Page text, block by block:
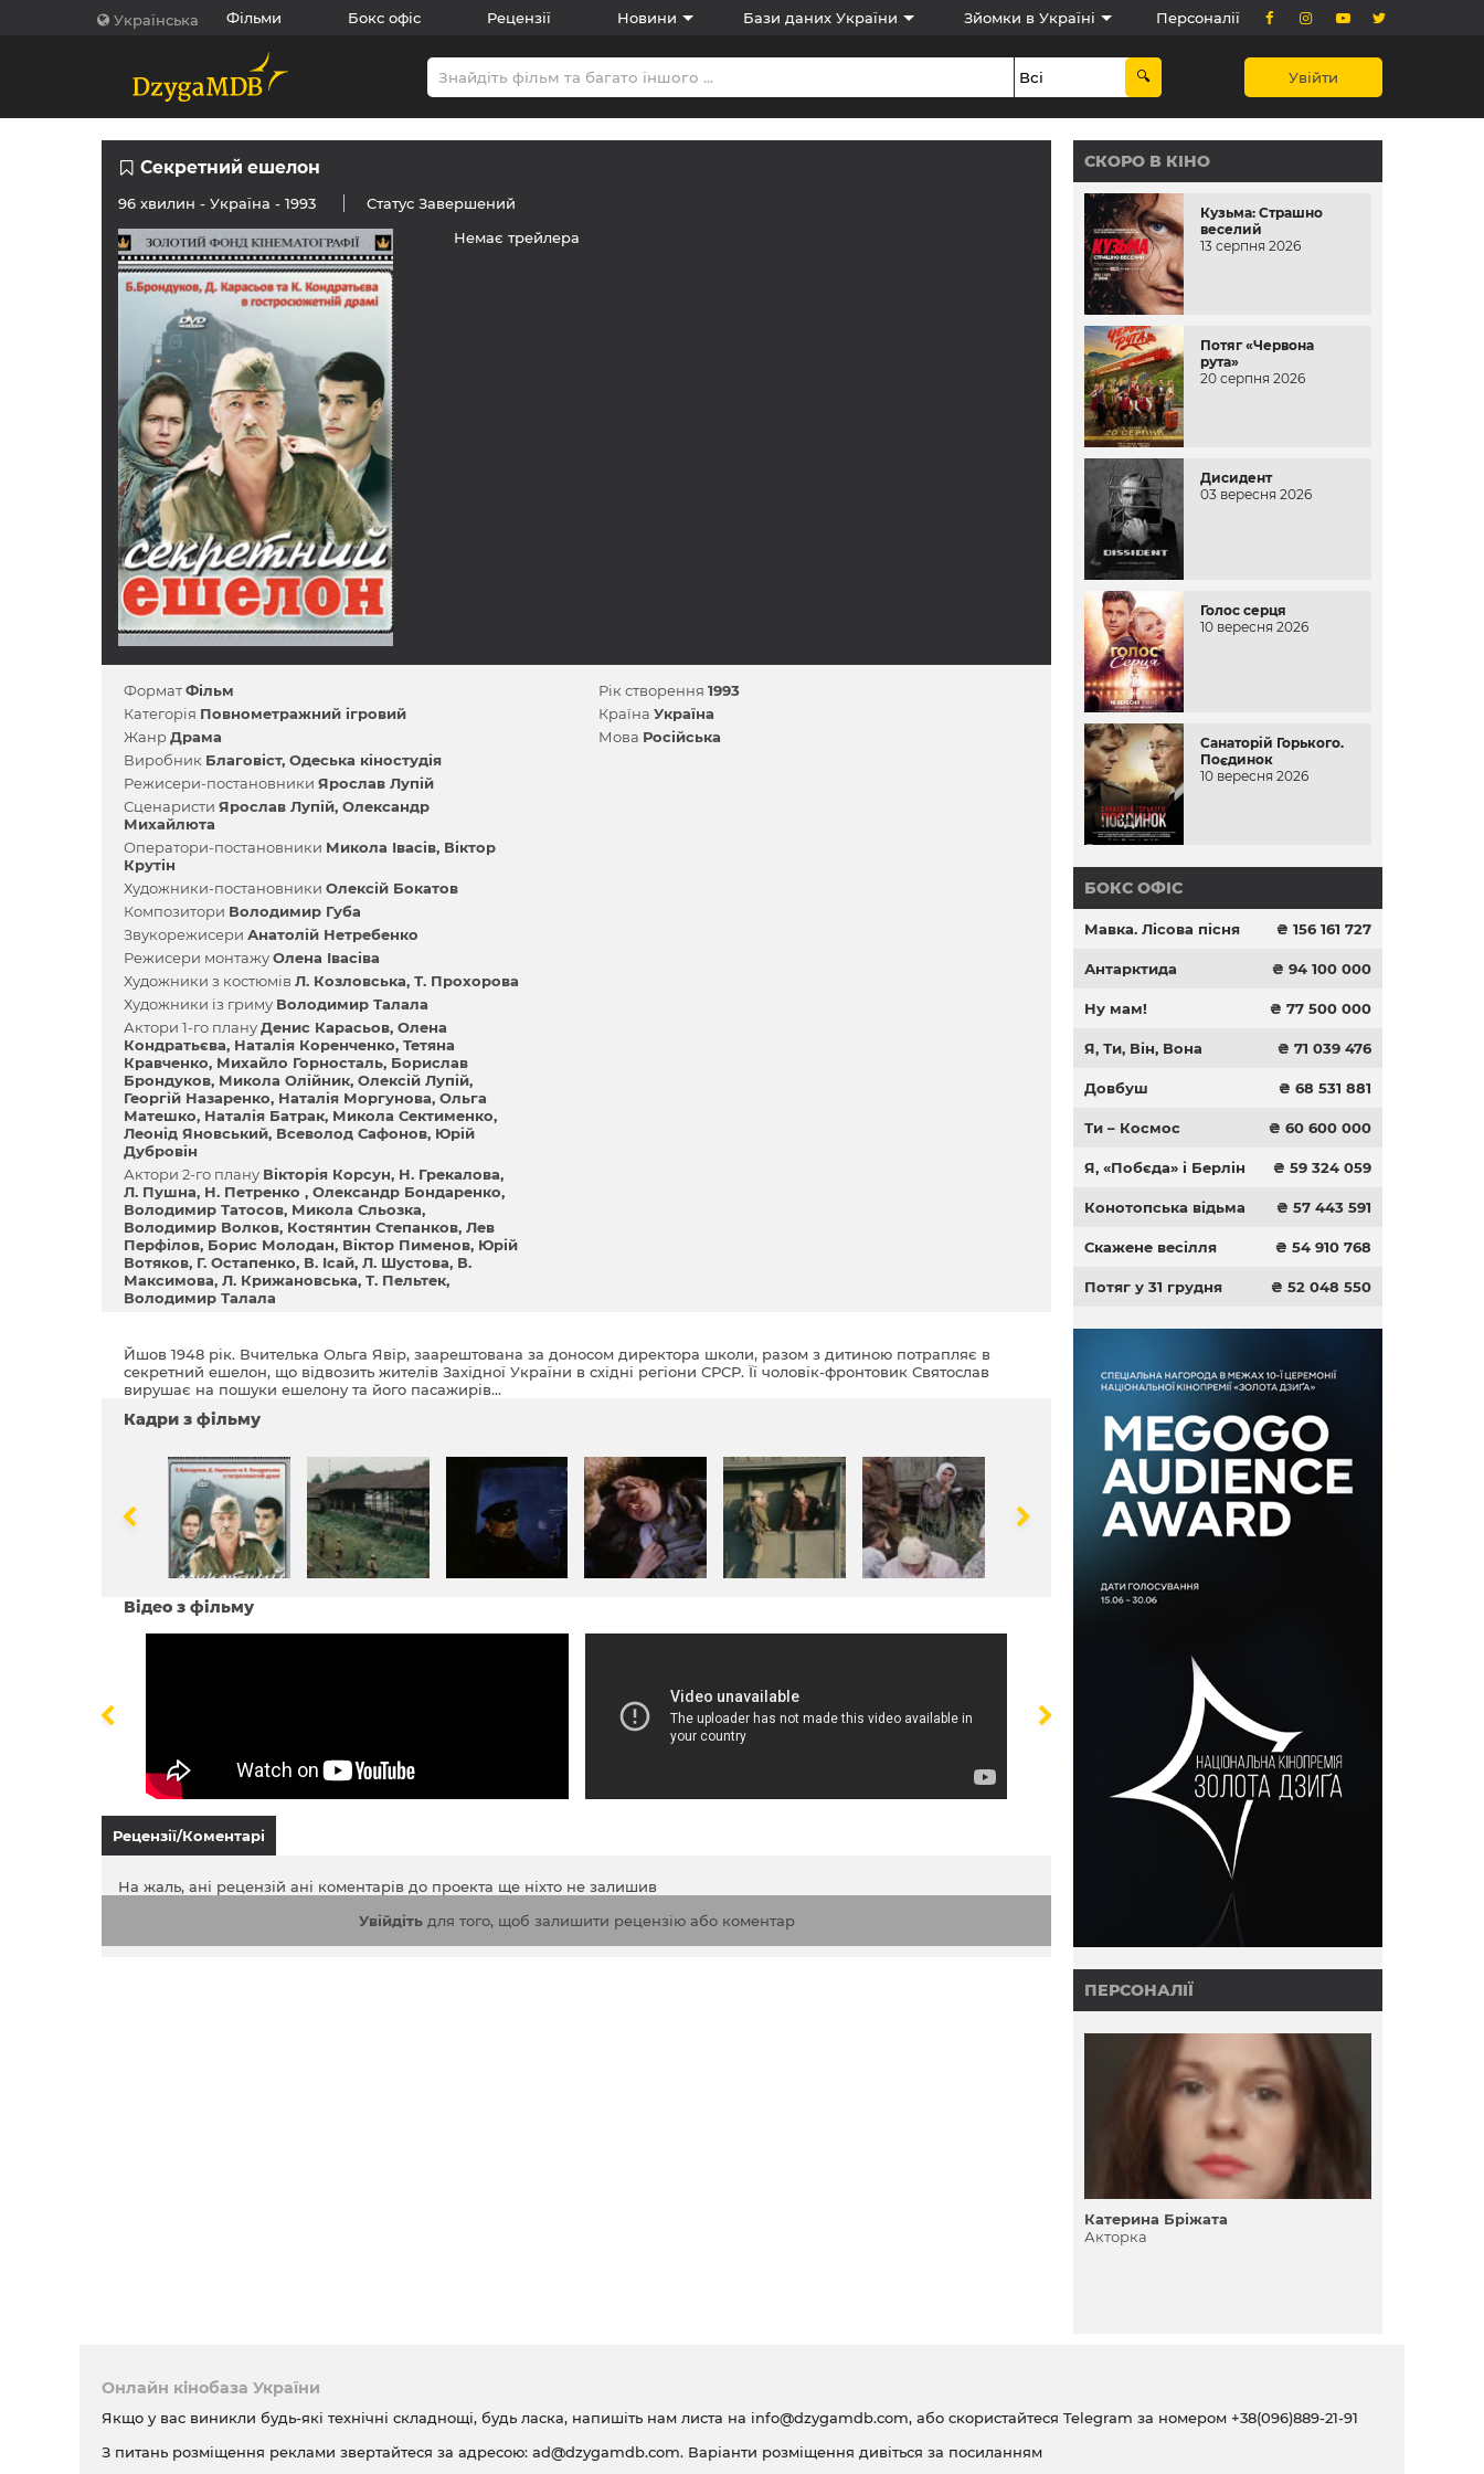
Українська Фільми Бокс офіс Рецензії Новини Бази даних України Зйомки в Україні Персоналії
Увійти
Секретний ешелон
96 хвилин - Україна - 1993 Статус Завершений
Немає трейлера
ФорматФільм
Категорія Повнометражний ігровий
ЖанрДрама
Виробник Благовіст Одеська кіностудія
Режисери-постановники Ярослав Лупій
Сценаристи Ярослав Лупій Олександр
Михайлюта
Оператори-постановники Микола Івасів Віктор
Крутін
Художники-постановники Олексій Бокатов
Композитори Володимир Губа
Звукорежисери Анатолій Нетребенко
Режисери монтажуОлена Івасіва
Художники з костюмів Л. Козловська Т. Прохорова
Художники із гриму Володимир Талала
Актори 1-го плануДенис Карасьов Олена
Кондратьєва Наталія Коренченко Тетяна
Кравченко Михайло Горносталь Борислав
Брондуков Микола Олійник Олексій Лупій
Георгій Назаренко Наталія Моргунова Ольга
Матешко Наталія Батрак Микола Сектименко
Леонід Яновський Всеволод Сафонов Юрій
Дубровін
Актори 2-го плану Вікторія Корсун Н. Грекалова
Л. Пушна Н. Петренко
Олександр Бондаренко
Володимир Татосов Микола Сльозка
Володимир Волков Костянтин Степанков Лев
Перфілов Борис Молодан Віктор Пименов Юрій
Вотяков Г. Остапенко В. Ісай Л. Шустова В.
Максимова Л. Крижановська Т. Пельтек
Володимир Талала
Рік створення 1993
Країна Україна
Мова Російська
Йшов 1948 рік. Вчителька Ольга Явір, заарештована за доносом директора школи, разом з дитиною потрапляє в
секретний ешелон, що відвозить жителів Західної України в східні регіони СРСР. Її чоловік-фронтовик Святослав
вирушає на пошуки ешелону та його пасажирів...
Кадри з фільму
Відео з фільму
Рецензії/Коментарі
На жаль, ані рецензій ані коментарів до проекта ще ніхто не залишив
Увійдітьдля того, щоб залишити рецензію або коментар
СКОРО В КІНО
Кузьма: Страшно
веселий
13 серпня 2026
Потяг «Червона
рута»
20 серпня 2026
Дисидент
03 вересня 2026
Голос серця
10 вересня 2026
Санаторій Горького.
Поєдинок
10 вересня 2026
БОКС ОФІС
Мавка. Лісова пісня ₴ 156 161 727
Антарктида ₴ 94 100 000
Ну мам! ₴ 77 500 000
Я, Ти, Він, Вона ₴ 71 039 476
Довбуш ₴ 68 531 881
Ти – Космос ₴ 60 600 000
Я, «Побєда» і Берлін ₴ 59 324 059
Конотопська відьма ₴ 57 443 591
Скажене весілля ₴ 54 910 768
Потяг у 31 грудня ₴ 52 048 550
ПЕРСОНАЛІЇ
Катерина Бріжата
Акторка
Онлайн кінобаза України
Якщо у вас виникли будь-які технічні складнощі, будь ласка, напишіть нам листа на info@dzygamdb.com, або скористайтеся Telegram за номером +38(096)889-21-91
З питань розміщення реклами звертайтеся за адресою: ad@dzygamdb.com. Варіанти розміщення дивіться за посиланням